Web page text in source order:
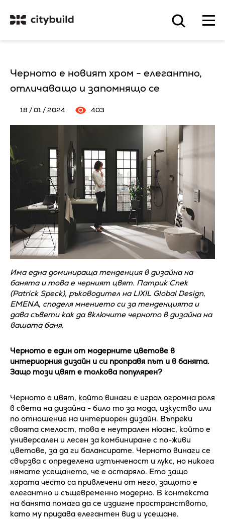
Черното е новият хром - елегантно,
отличаващо и запомнящо се
18 / 01 / 2024 403
Има една доминираща тенденция в дизайна на
банята и това е черният цвят. Патрик Спек
(Patrick Speck), ръководител на LIXIL Global Design,
EMENA, споделя мнението си за тенденцията и
дава съвети как да включите черното в дизайна на
вашата баня.
Черното е един от модерните цветове в
интериорния дизайн и си проправя път и в банята.
Защо този цвят е толкова популярен?
Черното е цвят, който винаги е играл огромна роля
в света на дизайна - било то за мода, изкуство или
по отношение на интериорен дизайн. Въпреки
своята смелост, това е неутрален нюанс, който е
универсален и лесен за комбиниране с по-живи
цветове, за да ги балансирате. Черното винаги се
свързва с определена изтънченост и лукс, но никога
нямате усещането, че е остаряло. Ето защо
хората често са привлечени от него, защото е
елегантно и същевременно модерно. В контекста
на банята помага да се издигне пространството,
като му придава елегантен вид и усещане.